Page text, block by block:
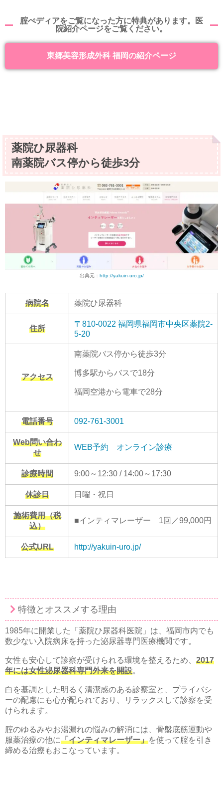
腟ぺディアをご覧になった方に特典があります。医
院紹介ページをご覧ください。
東郷美容形成外科 福岡の紹介ページ
薬院ひ尿器科
南薬院バス停から徒歩3分
出典元： http://yakuin-uro.jp/
病院名 薬院ひ尿器科
住所
〒810-0022 福岡県福岡市中央区薬院2-
5-20
アクセス
南薬院バス停から徒歩3分
博多駅からバスで18分
福岡空港から電車で28分
電話番号 092-761-3001
Web問い合わ
せ
WEB予約 オンライン診療
診療時間 9:00～12:30 / 14:00～17:30
休診日 日曜・祝日
施術費用（税
込）
■インティマレーザー 1回／99,000円
公式URL http://yakuin-uro.jp/
特徴とオススメする理由
1985年に開業した「薬院ひ尿器科医院」は、福岡市内でも
数少ない入院病床を持った泌尿器専門医療機関です。
女性も安心して診察が受けられる環境を整えるため、 2017
年には女性泌尿器科専門外来を開設。
白を基調とした明るく清潔感のある診察室と、プライバシ
ーの配慮にも心が配られており、リラックスして診察を受
けられます。
腟のゆるみやお湯漏れの悩みの解消には、骨盤底筋運動や
服薬治療の他に「インティマレーザー」を使って腟を引き
締める治療もおこなっています。